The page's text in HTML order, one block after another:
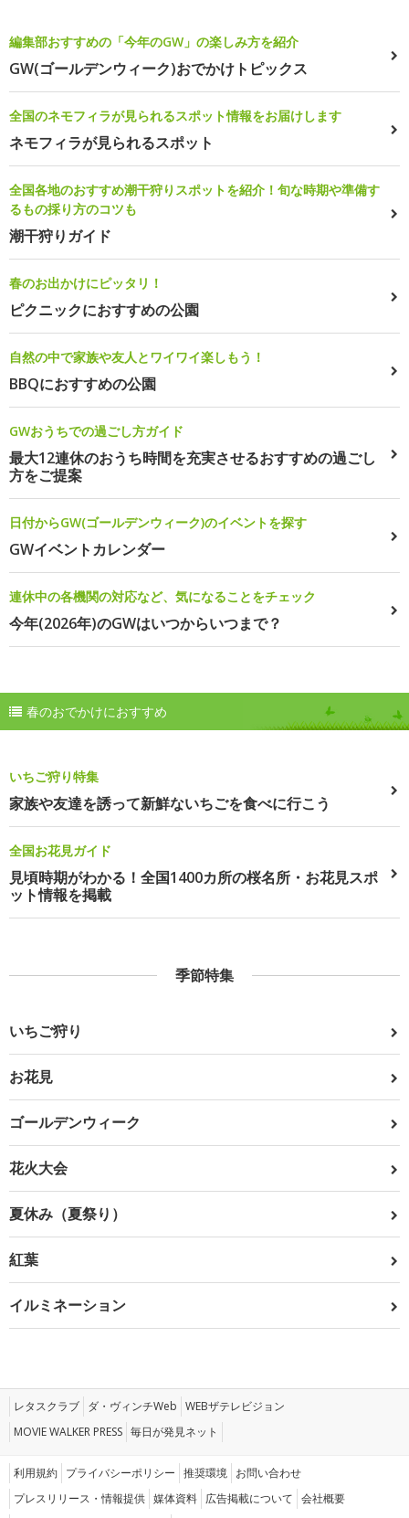
編集部おすすめの「今年のGW」の楽しみ方を紹介
GW(ゴールデンウィーク)おでかけトピックス
全国のネモフィラが見られるスポット情報をお届けします
ネモフィラが見られるスポット
全国各地のおすすめ潮干狩りスポットを紹介！旬な時期や準備す
るもの採り方のコツも
潮干狩りガイド
春のお出かけにピッタリ！
ピクニックにおすすめの公園
自然の中で家族や友人とワイワイ楽しもう！
BBQにおすすめの公園
GWおうちでの過ごし方ガイド
最大12連休のおうち時間を充実させるおすすめの過ごし
方をご提案
日付からGW(ゴールデンウィーク)のイベントを探す
GWイベントカレンダー
連休中の各機関の対応など、気になることをチェック
今年(2026年)のGWはいつからいつまで？
春のおでかけにおすすめ
いちご狩り特集
家族や友達を誘って新鮮ないちごを食べに行こう
全国お花見ガイド
見頃時期がわかる！全国1400カ所の桜名所・お花見スポ
ット情報を掲載
季節特集
いちご狩り
お花見
ゴールデンウィーク
花火大会
夏休み（夏祭り）
紅葉
イルミネーション
レタスクラブ ダ・ヴィンチWeb WEBザテレビジョン
MOVIE WALKER PRESS 毎日が発見ネット
利用規約 プライバシーポリシー 推奨環境 お問い合わせ
プレスリリース・情報提供 媒体資料 広告掲載について 会社概要